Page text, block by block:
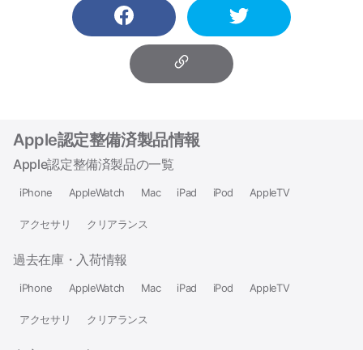
Apple認定整備済製品情報
Apple認定整備済製品の一覧
iPhone AppleWatch Mac iPad iPod AppleTV
アクセサリ クリアランス
過去在庫・入荷情報
iPhone AppleWatch Mac iPad iPod AppleTV
アクセサリ クリアランス